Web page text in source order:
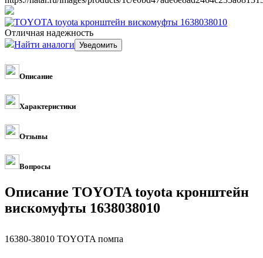
Отличная надежность
Найти аналоги
Описание
Характеристики
Отзывы
Вопросы
Описание TOYOTA toyota кронштейн
вискомуфты 1638038010
16380-38010 TOYOTA помпа